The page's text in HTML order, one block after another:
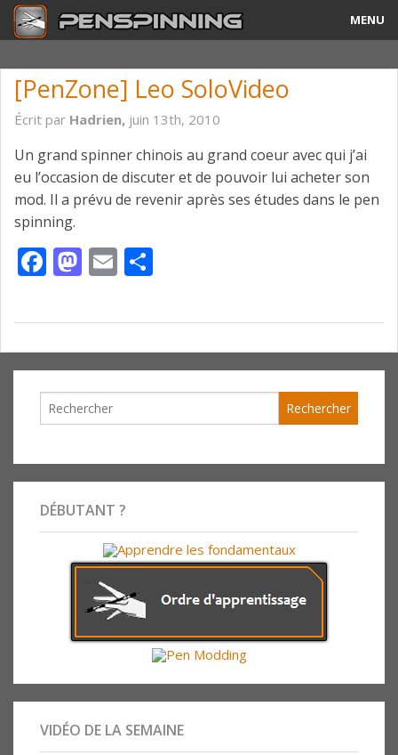
MENU
Tricks & Combos
Tournois
Vidéos
A Propos
[PenZone] Leo SoloVideo
Écrit par Hadrien, juin 13th, 2010
Un grand spinner chinois au grand coeur avec qui j’ai
eu l’occasion de discuter et de pouvoir lui acheter son
mod. Il a prévu de revenir après ses études dans le pen
spinning.
Facebook
Mastodon
Email
DÉBUTANT ?
VIDÉO DE LA SEMAINE